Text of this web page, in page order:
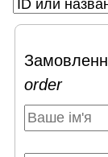
order